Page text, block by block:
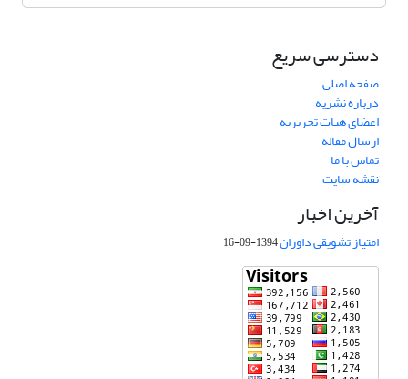
دسترسی سریع
صفحه اصلی
درباره نشریه
اعضای هیات تحریریه
ارسال مقاله
تماس با ما
نقشه سایت
آخرین اخبار
امتیاز تشویقی داوران1394-09-16